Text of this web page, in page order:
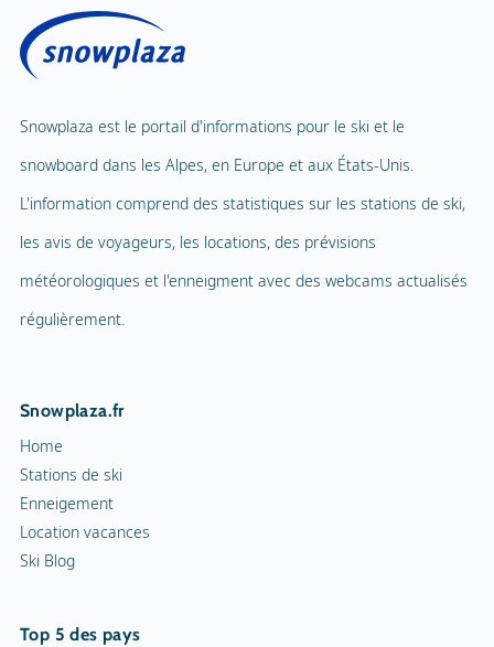
Snowplaza est le portail d'informations pour le ski et le
snowboard dans les Alpes, en Europe et aux États-Unis.
L'information comprend des statistiques sur les stations de ski,
les avis de voyageurs, les locations, des prévisions
météorologiques et l'enneigment avec des webcams actualisés
régulièrement.
Snowplaza.fr
Home
Stations de ski
Enneigement
Location vacances
Ski Blog
Top 5 des pays